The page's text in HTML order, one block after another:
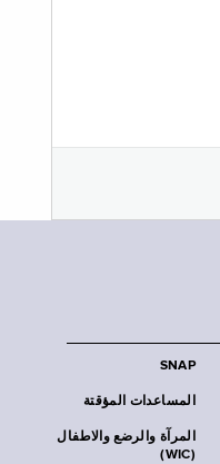
SNAP
المساعدات المؤقتة
المرآة والرضع والاطفال
(WIC)